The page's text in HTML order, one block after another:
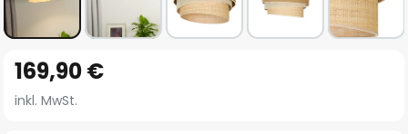
Anfang
der
169,90 €
inkl. MwSt.